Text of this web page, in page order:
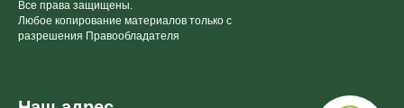
Все права защищены.
Любое копирование материалов только с
разрешения Правообладателя